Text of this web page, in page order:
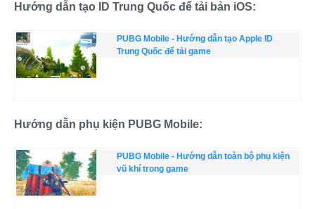
Hướng dẫn tạo ID Trung Quốc để tải bản iOS:
PUBG Mobile - Hướng dẫn tạo Apple ID
Trung Quốc để tải game
Hướng dẫn phụ kiện PUBG Mobile:
PUBG Mobile - Hướng dẫn toàn bộ phụ kiện
vũ khí trong game